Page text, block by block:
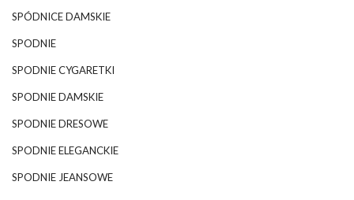
SPÓDNICE DAMSKIE
SPODNIE
SPODNIE CYGARETKI
SPODNIE DAMSKIE
SPODNIE DRESOWE
SPODNIE ELEGANCKIE
SPODNIE JEANSOWE